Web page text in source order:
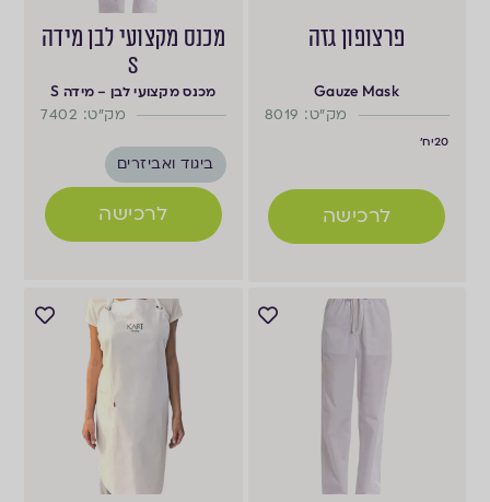
פרצופון גזה
Gauze Mask
מק"ט: 8019
20יח'
לרכישה
מכנס מקצועי לבן מידה
S
מכנס מקצועי לבן – מידה S
מק"ט: 7402
ביגוד ואביזרים
לרכישה